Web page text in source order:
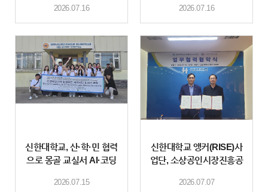
2026.07.16 2026.07.16
신한대학교, 산·학·민 협력
으로 몽골 교실서 AI·코딩
2026.07.15
신한대학교 앵커(RISE)사
업단, 소상공인시장진흥공
무협약 체결
2026.07.07